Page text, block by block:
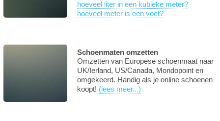
hoeveel liter in een kubieke meter?
hoeveel meter is een voet?
Schoenmaten omzetten
Omzetten van Europese schoenmaat naar
UK/Ierland, US/Canada, Mondopoint en
omgekeerd. Handig als je online schoenen
koopt! (lees meer...)